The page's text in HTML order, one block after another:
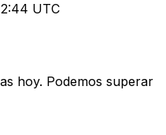
UTC
hoy. Podemos superar